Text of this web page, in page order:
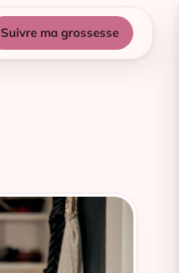
Suivre ma grossesse